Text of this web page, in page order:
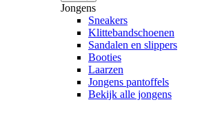
Jongens
Sneakers
Klittebandschoenen
Sandalen en slippers
Booties
Laarzen
Jongens pantoffels
Bekijk alle jongens